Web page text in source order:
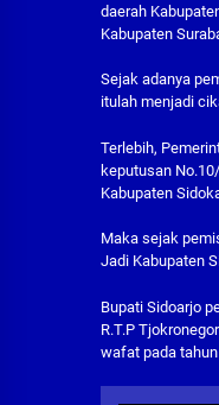
daerah
Kabupaten
Sejak adanya
itulah menjadi
Terlebih,
keputusan
Kabupaten
Maka sejak
Jadi Kabupaten
Bupati Sidoarjo
R.T.P
wafat pada